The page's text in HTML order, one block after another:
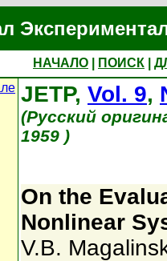
НАЧАЛО ПОИСК
JETP, Vol. 9,
(Русский
1959 )
On the
Nonlinear
V.B.